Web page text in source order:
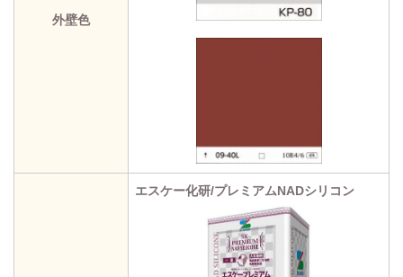
外壁色
エスケー化研/プレミアムNADシリコン